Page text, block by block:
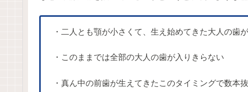
・二人とも顎が小さくて、生え始めてきた大人の歯
・このままでは全部の大人の歯が入りきらない
・真ん中の前歯が生えてきたこのタイミングで数本